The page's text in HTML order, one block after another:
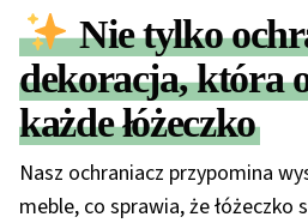
Nie tylko
dekoracja, która
każde łóżeczko
Nasz ochraniacz przypomina
meble, co sprawia, że łóżeczko